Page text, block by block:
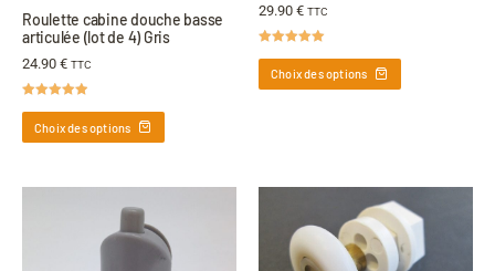
Roulette cabine douche basse
articulée (lot de 4) Gris
24.90 € TTC
Choix des options
29.90 € TTC
Choix des options